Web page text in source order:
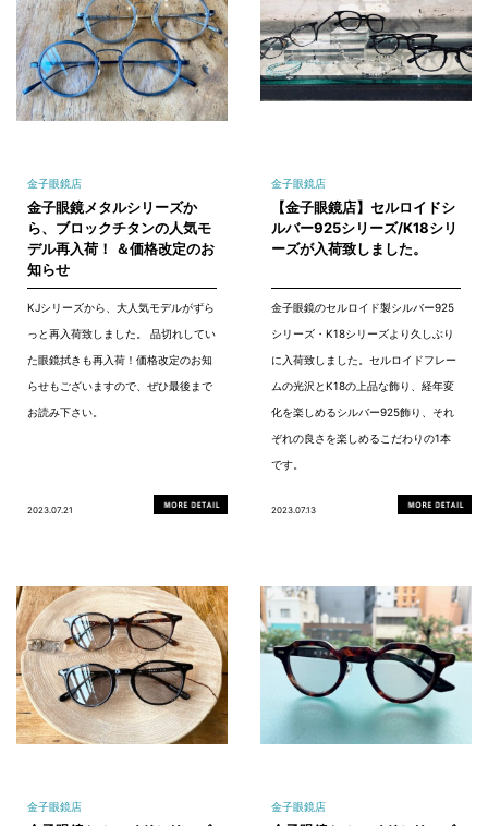
金子眼鏡店
金子眼鏡メタルシリーズか
ら、ブロックチタンの人気モ
デル再入荷！ ＆価格改定のお
知らせ
KJシリーズから、大人気モデルがずら
っと再入荷致しました。 品切れしてい
た眼鏡拭きも再入荷！価格改定のお知
らせもございますので、ぜひ最後まで
お読み下さい。
2023.07.21
金子眼鏡店
【金子眼鏡店】セルロイドシ
ルバー925シリーズ/K18シリ
ーズが入荷致しました。
金子眼鏡のセルロイド製シルバー925
シリーズ・K18シリーズより久しぶり
に入荷致しました。セルロイドフレー
ムの光沢とK18の上品な飾り、経年変
化を楽しめるシルバー925飾り、それ
ぞれの良さを楽しめるこだわりの1本
です。
2023.07.13
金子眼鏡店 金子眼鏡店